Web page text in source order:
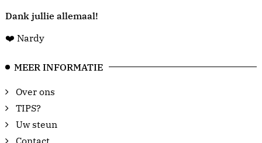
Dank jullie allemaal!
❤️ Nardy
MEER INFORMATIE
Over ons
TIPS?
Uw steun
Contact